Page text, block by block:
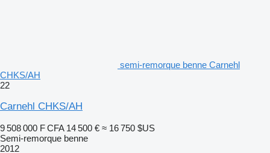
semi-remorque benne Carnehl
CHKS/AH
22
Carnehl CHKS/AH
9 508 000 F CFA 14 500 € ≈ 16 750 $US
Semi-remorque benne
2012